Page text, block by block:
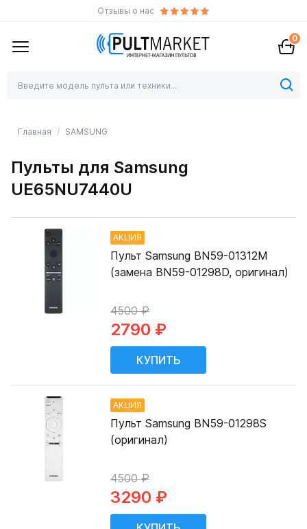
Отзывы о нас
0
Главная SAMSUNG
Пульты для Samsung
UE65NU7440U
АКЦИЯ
Пульт Samsung BN59-01312M
(замена BN59-01298D, оригинал)
4500 ₽
2790 ₽
АКЦИЯ
Пульт Samsung BN59-01298S
(оригинал)
4500 ₽
3290 ₽